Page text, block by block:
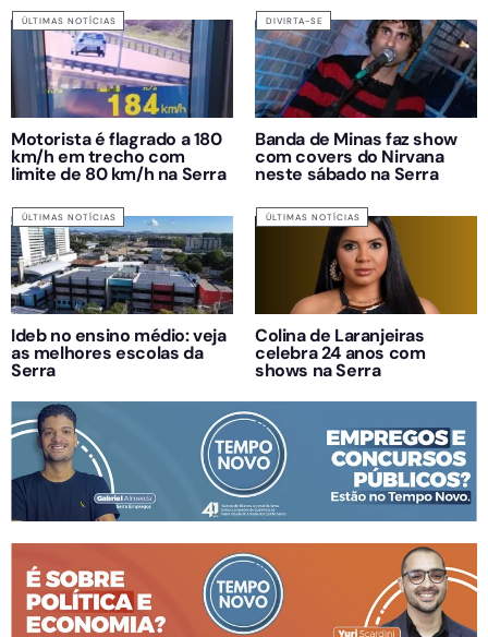
ÚLTIMAS NOTÍCIAS
Motorista é flagrado a 180
km/h em trecho com
limite de 80 km/h na Serra
DIVIRTA-SE
Banda de Minas faz show
com covers do Nirvana
neste sábado na Serra
ÚLTIMAS NOTÍCIAS
Ideb no ensino médio: veja
as melhores escolas da
Serra
ÚLTIMAS NOTÍCIAS
Colina de Laranjeiras
celebra 24 anos com
shows na Serra